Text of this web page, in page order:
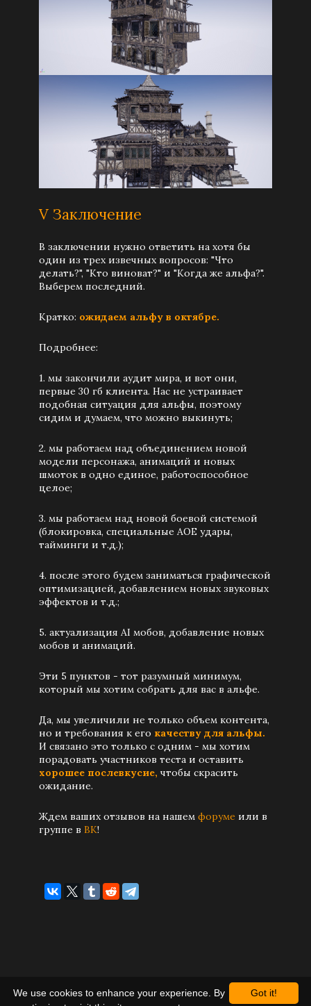
V Заключение
В заключении нужно ответить на хотя бы
один из трех извечных вопросов: "Что
делать?", "Кто виноват?" и "Когда же альфа?".
Выберем последний.
Кратко: ожидаем альфу в октябре.
Подробнее:
1. мы закончили аудит мира, и вот они,
первые 30 гб клиента. Нас не устраивает
подобная ситуация для альфы, поэтому
сидим и думаем, что можно выкинуть;
2. мы работаем над объединением новой
модели персонажа, анимаций и новых
шмоток в одно единое, работоспособное
целое;
3. мы работаем над новой боевой системой
(блокировка, специальные АОЕ удары,
тайминги и т.д.);
4. после этого будем заниматься графической
оптимизацией, добавлением новых звуковых
эффектов и т.д.;
5. актуализация AI мобов, добавление новых
мобов и анимаций.
Эти 5 пунктов - тот разумный минимум,
который мы хотим собрать для вас в альфе.
Да, мы увеличили не только объем контента,
но и требования к его качеству для альфы.
И связано это только с одним - мы хотим
порадовать участников теста и оставить
хорошее послевкусие, чтобы скрасить
ожидание.
Ждем ваших отзывов на нашем форуме или в
группе в ВК!
Got it!
We use cookies to enhance your experience. By